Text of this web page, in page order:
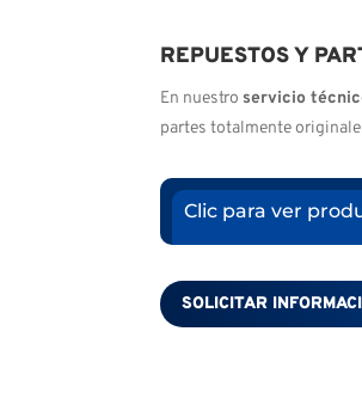
REPUESTOS Y
En nuestro servicio
partes totalmente
Clic para ver
SOLICITAR